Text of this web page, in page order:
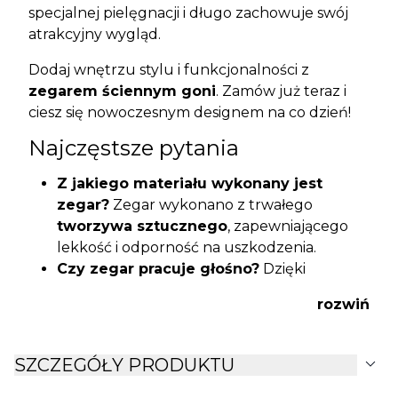
specjalnej pielęgnacji i długo zachowuje swój
atrakcyjny wygląd.
Dodaj wnętrzu stylu i funkcjonalności z
zegarem ściennym goni. Zamów już teraz i
ciesz się nowoczesnym designem na co dzień!
Najczęstsze pytania
Z jakiego materiału wykonany jest
zegar? Zegar wykonano z trwałego
tworzywa sztucznego, zapewniającego
lekkość i odporność na uszkodzenia.
Czy zegar pracuje głośno? Dzięki
zegar pracuje cicho i nie
Jak zamontować zegar na ścianie?
Konstrukcja pozwala na łatwy montaż na
rozwiń
SZCZEGÓŁY PRODUKTU expand_more